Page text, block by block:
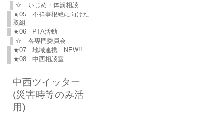
☆ いじめ・体罰相談
★05 不祥事根絶に向けた
取組
★06 PTA活動
☆ 各専門委員会
★07 地域連携 NEW!!
★08 中西相談室
中西ツイッター
(災害時等のみ活
用)